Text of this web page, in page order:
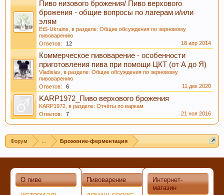
Пиво низового брожения/ Пиво верхового
брожения - общие вопросы по лагерам и/или
элям
EtS-Ukraine , в разделе: Общие обсуждения по зерновому
пивоварению
Ответов:
12 18 апр 2014
Коммерческое пивоварение - особенности
приготовления пива при помощи ЦКТ (от А до Я)
Vladislav , в разделе: Общие обсуждения по зерновому
пивоварению
Ответов:
6 11 дек 2020
KARP1972_Пиво верхового брожения
KARP1972 , в разделе: Отчёты по варкам
Ответов:
7 21 ноя 2016
Форум Брожение-ферментация
Интернет-
магазин
О пиве Пивоварение